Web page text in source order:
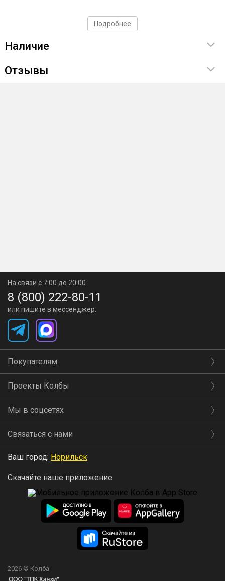
общей стоимостью ниже его номинала разница в
общая стоимость которых превышает его
Подробнее
Наличие
Отзывы
На связи с 7:00 до 20:00
8 (800) 222-80-11
или пишите в мессенджер:
Покупателям
Проекты Колбы
Мы в соцсетях
Связаться с нами
Ваш город: Норильск
Скачайте наше приложение
2026 © Колба